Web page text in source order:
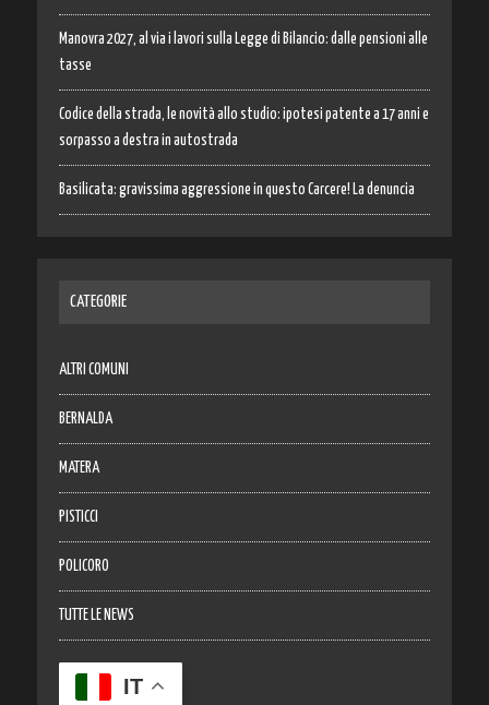
Manovra 2027, al via i lavori sulla Legge di Bilancio: dalle pensioni alle
tasse
Codice della strada, le novità allo studio: ipotesi patente a 17 anni e
sorpasso a destra in autostrada
Basilicata: gravissima aggressione in questo Carcere! La denuncia
CATEGORIE
ALTRI COMUNI
BERNALDA
MATERA
PISTICCI
POLICORO
TUTTE LE NEWS
IT